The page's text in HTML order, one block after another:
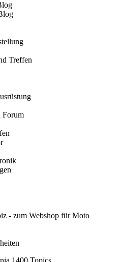
Treffen
Forum
- zum Webshop für Moto